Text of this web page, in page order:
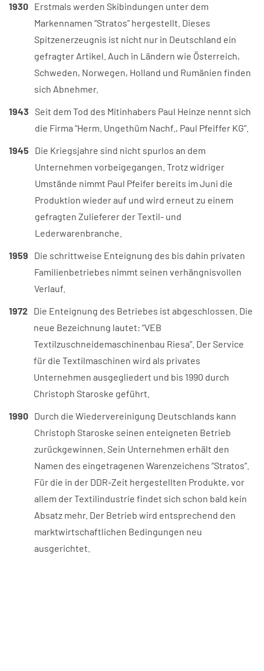
1930 Erstmals werden Skibindungen unter dem
Markennamen “Stratos” hergestellt. Dieses
Spitzenerzeugnis ist nicht nur in Deutschland ein
gefragter Artikel. Auch in Ländern wie Österreich,
Schweden, Norwegen, Holland und Rumänien finden
sich Abnehmer.
1943
Seit dem Tod des Mitinhabers Paul Heinze nennt sich
die Firma “Herm. Ungethüm Nachf., Paul Pfeiffer KG”.
1945
Die Kriegsjahre sind nicht spurlos an dem
Unternehmen vorbeigegangen. Trotz widriger
Umstände nimmt Paul Pfeifer bereits im Juni die
Produktion wieder auf und wird erneut zu einem
gefragten Zulieferer der Textil- und
Lederwarenbranche.
1959
Die schrittweise Enteignung des bis dahin privaten
Familienbetriebes nimmt seinen verhängnisvollen
Verlauf.
1972 Die Enteignung des Betriebes ist abgeschlossen. Die
neue Bezeichnung lautet: “VEB
Textilzuschneidemaschinenbau Riesa”. Der Service
für die Textilmaschinen wird als privates
Unternehmen ausgegliedert und bis 1990 durch
Christoph Staroske geführt.
1990 Durch die Wiedervereinigung Deutschlands kann
Christoph Staroske seinen enteigneten Betrieb
zurückgewinnen. Sein Unternehmen erhält den
Namen des eingetragenen Warenzeichens “Stratos”.
Für die in der DDR-Zeit hergestellten Produkte, vor
allem der Textilindustrie findet sich schon bald kein
Absatz mehr. Der Betrieb wird entsprechend den
marktwirtschaftlichen Bedingungen neu
ausgerichtet.